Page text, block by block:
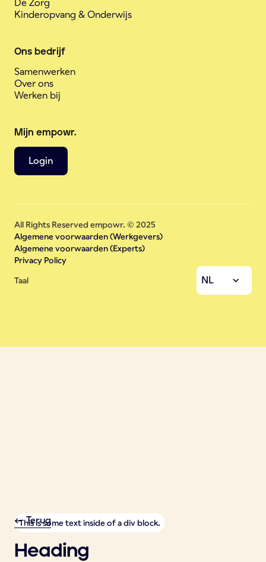
De Zorg
Kinderopvang & Onderwijs
Ons bedrijf
Samenwerken
Over ons
Werken bij
Mijn empowr.
Login
All Rights Reserved empowr. © 2025
Algemene voorwaarden (Werkgevers)
Algemene voorwaarden (Experts)
Privacy Policy
Taal NL
This is some text inside of a div block.
Heading
<- Terug